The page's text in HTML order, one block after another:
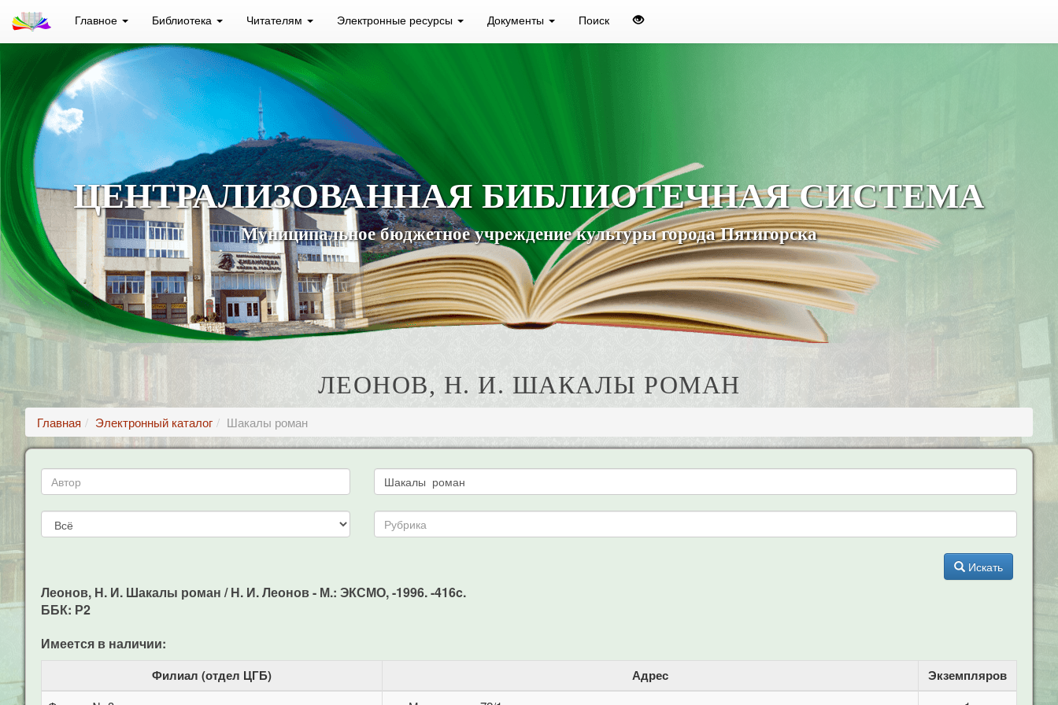
Главное Библиотека Читателям Электронные ресурсы Документы Поиск
ЦЕНТРАЛИЗОВАННАЯ БИБЛИОТЕЧНАЯ СИСТЕМА
Муниципальное бюджетное учреждение культуры города Пятигорска
ЛЕОНОВ, Н. И. ШАКАЛЫ РОМАН
Главная Электронный каталог Шакалы роман
Искать
Леонов, Н. И. Шакалы роман / Н. И. Леонов - М.: ЭКСМО, -1996. -416c.
ББК: Р2
Имеется в наличии:
Филиал (отдел ЦГБ) Адрес Экземпляров